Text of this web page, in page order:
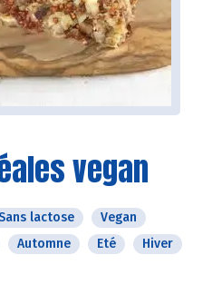
vegan
lactose
Vegan
Automne Eté
Hiver